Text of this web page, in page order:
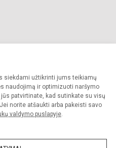
siekdami užtikrinti jums teikiamų
naudojimą ir optimizuoti naršymo
jūs patvirtinate, kad sutinkate su visų
norite atšaukti arba pakeisti savo
valdymo puslapyje.
gimnazija. Visos teisės saugomos.
sutikimo griežtai draudžiama.
Slapukų politika